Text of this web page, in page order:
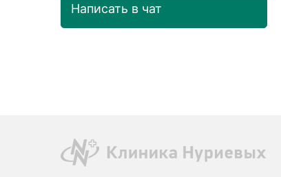
Написать в чат